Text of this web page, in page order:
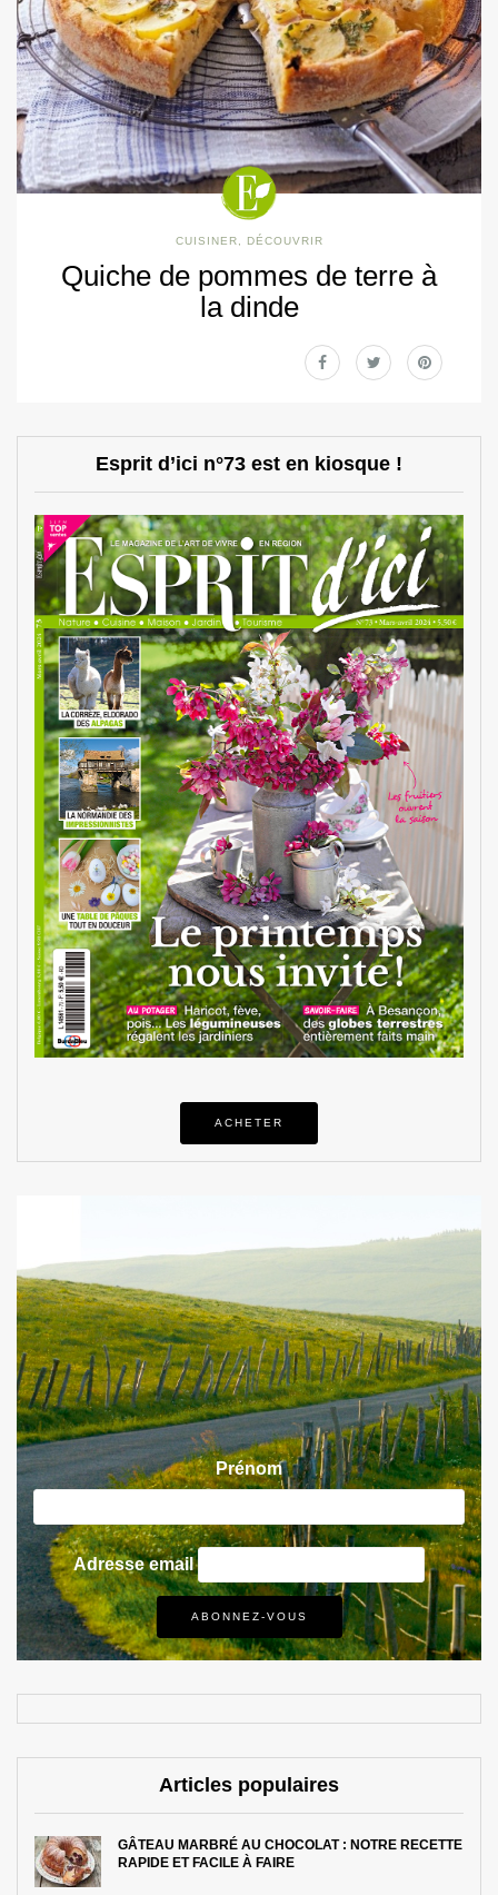
CUISINER DÉCOUVRIR
Quiche de pommes de terre à
la dinde
Esprit d’ici n°73 est en kiosque !
ACHETER
Prénom
Adresse email
Articles populaires
GÂTEAU MARBRÉ AU CHOCOLAT : NOTRE RECETTE
RAPIDE ET FACILE À FAIRE